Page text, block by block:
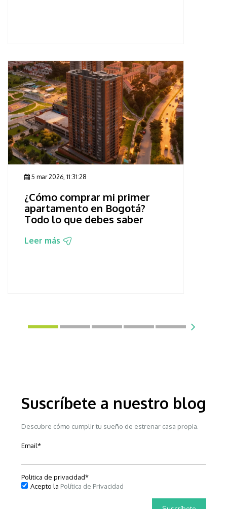
5 mar 2026, 11:31:28
¿Cómo comprar mi primer
apartamento en Bogotá?
Todo lo que debes saber
Leer más
Suscríbete a nuestro blog
Descubre cómo cumplir tu sueño de estrenar casa propia.
Email*
Politica de privacidad*
Acepto la Política de Privacidad